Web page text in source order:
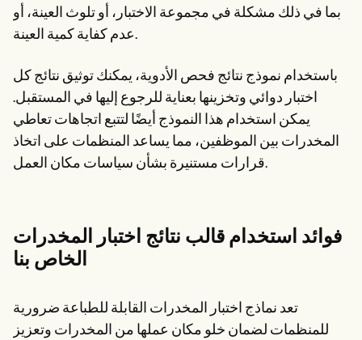
بما في ذلك مشكلة في مجموعة الاختبار، أو تلوث العينة، أو
عدم كفاية كمية العينة.
باستخدام نموذج نتائج فحص الأدوية، يمكنك توثيق نتائج كل
اختبار دوائي وتخزينها بعناية للرجوع إليها في المستقبل.
يمكن استخدام هذا النموذج أيضًا لتتبع اتجاهات تعاطي
المخدرات بين الموظفين، مما يساعد المنظمات على اتخاذ
قرارات مستنيرة بشأن سياسات مكان العمل.
فوائد استخدام قالب نتائج اختبار المخدرات
الخاص بنا
تعد نماذج اختبار المخدرات القابلة للطباعة ضرورية
للمنظمات لضمان خلو مكان عملها من المخدرات وتعزيز